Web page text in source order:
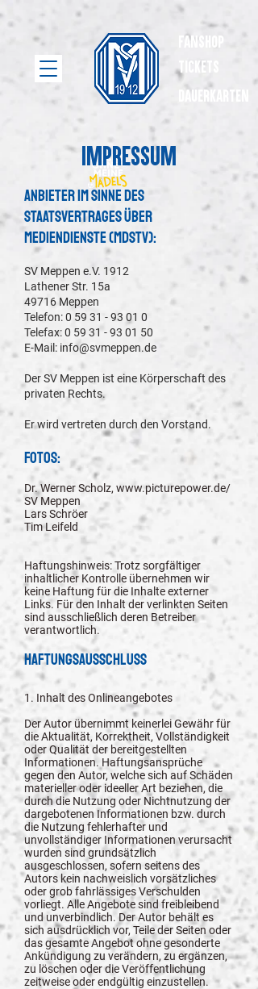
Fanshop
Tickets
dauerkarten
Impressum
Anbieter im Sinne des
Staatsvertrages über
Mediendienste (MDStV):
SV Meppen e.V. 1912
Lathener Str. 15a
49716 Meppen
Telefon: 0 59 31 - 93 01 0
Telefax: 0 59 31 - 93 01 50
E-Mail: info@svmeppen.de
Der SV Meppen ist eine Körperschaft des
privaten Rechts.
Er wird vertreten durch den Vorstand.
Fotos:
Dr. Werner Scholz, www.picturepower.de/
SV Meppen
Lars Schröer
Tim Leifeld
Haftungshinweis: Trotz sorgfältiger
inhaltlicher Kontrolle übernehmen wir
keine Haftung für die Inhalte externer
Links. Für den Inhalt der verlinkten Seiten
sind ausschließlich deren Betreiber
verantwortlich.
Haftungsausschluss
1. Inhalt des Onlineangebotes
Der Autor übernimmt keinerlei Gewähr für
die Aktualität, Korrektheit, Vollständigkeit
oder Qualität der bereitgestellten
Informationen. Haftungsansprüche
gegen den Autor, welche sich auf Schäden
materieller oder ideeller Art beziehen, die
durch die Nutzung oder Nichtnutzung der
dargebotenen Informationen bzw. durch
die Nutzung fehlerhafter und
unvollständiger Informationen verursacht
wurden sind grundsätzlich
ausgeschlossen, sofern seitens des
Autors kein nachweislich vorsätzliches
oder grob fahrlässiges Verschulden
vorliegt. Alle Angebote sind freibleibend
und unverbindlich. Der Autor behält es
sich ausdrücklich vor, Teile der Seiten oder
das gesamte Angebot ohne gesonderte
Ankündigung zu verändern, zu ergänzen,
zu löschen oder die Veröffentlichung
zeitweise oder endgültig einzustellen.